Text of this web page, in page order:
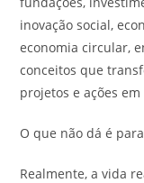
inovação social,
economia circular,
conceitos que
projetos e ações
O que não dá é
Realmente, a vida